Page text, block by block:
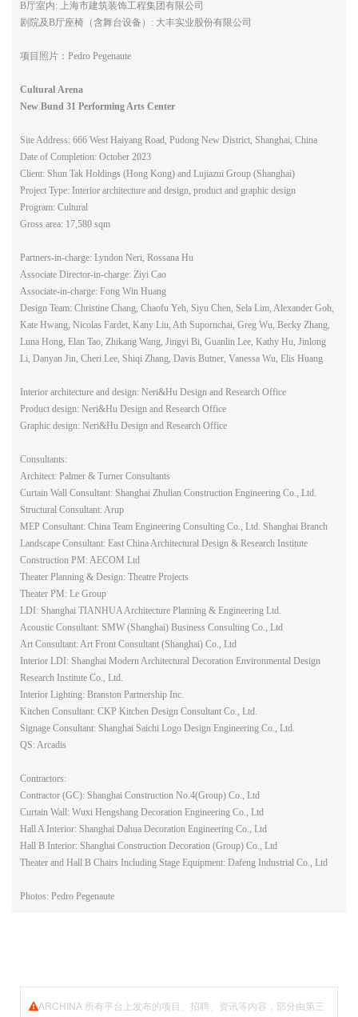
B厅室内: 上海市建筑装饰工程集团有限公司
剧院及B厅座椅（含舞台设备）: 大丰实业股份有限公司
项目照片：Pedro Pegenaute
Cultural Arena
New Bund 31 Performing Arts Center
Site Address: 666 West Haiyang Road, Pudong New District, Shanghai, China
Date of Completion: October 2023
Client: Shun Tak Holdings (Hong Kong) and Lujiazui Group (Shanghai)
Project Type: Interior architecture and design, product and graphic design
Program: Cultural
Gross area: 17,580 sqm
Partners-in-charge: Lyndon Neri, Rossana Hu
Associate Director-in-charge: Ziyi Cao
Associate-in-charge: Fong Win Huang
Design Team: Christine Chang, Chaofu Yeh, Siyu Chen, Sela Lim, Alexander Goh,
Kate Hwang, Nicolas Fardet, Kany Liu, Ath Supornchai, Greg Wu, Becky Zhang,
Luna Hong, Elan Tao, Zhikang Wang, Jingyi Bi, Guanlin Lee, Kathy Hu, Jinlong
Li, Danyan Jin, Cheri Lee, Shiqi Zhang, Davis Butner, Vanessa Wu, Elis Huang
Interior architecture and design: Neri&Hu Design and Research Office
Product design: Neri&Hu Design and Research Office
Graphic design: Neri&Hu Design and Research Office
Consultants:
Architect: Palmer & Turner Consultants
Curtain Wall Consultant: Shanghai Zhulian Construction Engineering Co., Ltd.
Structural Consultant: Arup
MEP Consultant: China Team Engineering Consulting Co., Ltd. Shanghai Branch
Landscape Consultant: East China Architectural Design & Research Institute
Construction PM: AECOM Ltd
Theater Planning & Design: Theatre Projects
Theater PM: Le Group
LDI: Shanghai TIANHUA Architecture Planning & Engineering Ltd.
Acoustic Consultant: SMW (Shanghai) Business Consulting Co., Ltd
Art Consultant: Art Front Consultant (Shanghai) Co., Ltd
Interior LDI: Shanghai Modern Architectural Decoration Environmental Design
Research Institute Co., Ltd.
Interior Lighting: Branston Partnership Inc.
Kitchen Consultant: CKP Kitchen Design Consultant Co., Ltd.
Signage Consultant: Shanghai Saichi Logo Design Engineering Co., Ltd.
QS: Arcadis
Contractors:
Contractor (GC): Shanghai Construction No.4(Group) Co., Ltd
Curtain Wall: Wuxi Hengshang Decoration Engineering Co., Ltd
Hall A Interior: Shanghai Dahua Decoration Engineering Co., Ltd
Hall B Interior: Shanghai Construction Decoration (Group) Co., Ltd
Theater and Hall B Chairs Including Stage Equipment: Dafeng Industrial Co., Ltd
Photos: Pedro Pegenaute
ARCHINA 所有平台上发布的项目、招聘、资讯等内容，部分由第三